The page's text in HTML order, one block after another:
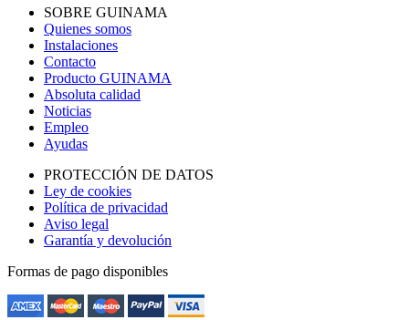
SOBRE GUINAMA
Quienes somos
Instalaciones
Contacto
Producto GUINAMA
Absoluta calidad
Noticias
Empleo
Ayudas
PROTECCIÓN DE DATOS
Ley de cookies
Política de privacidad
Aviso legal
Garantía y devolución
Formas de pago disponibles